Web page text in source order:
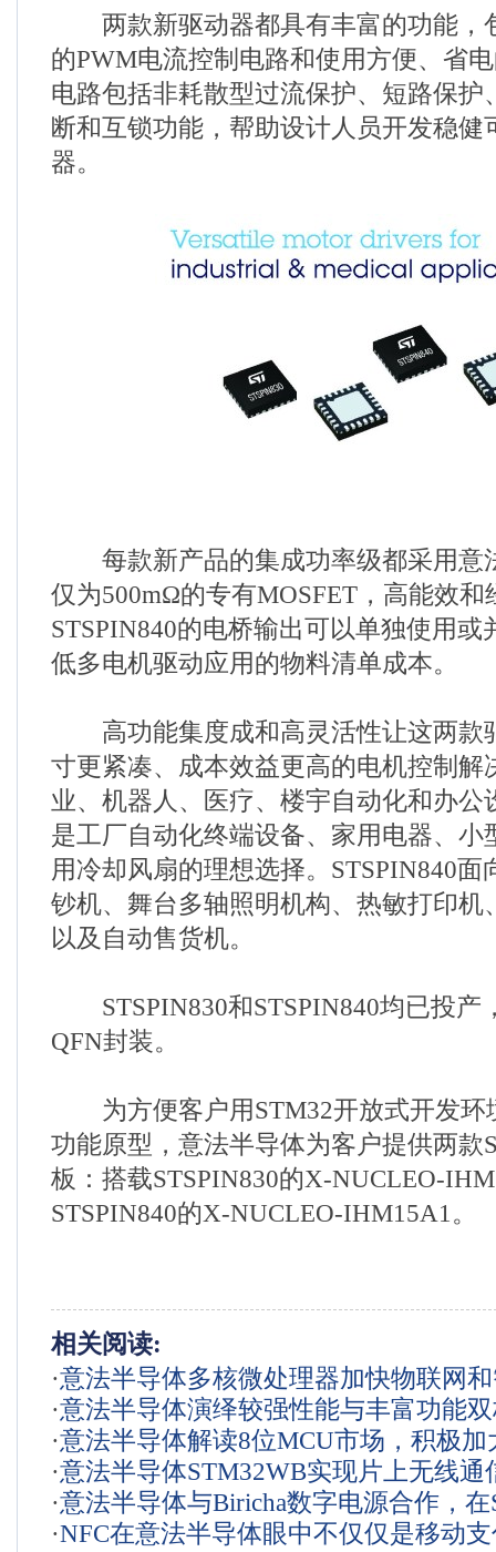
两款新驱动器都具有丰富的功能，
的PWM电流控制电路和使用方便、省
电路包括非耗散型过流保护、短路保护
断和互锁功能，帮助设计人员开发稳健
器。
每款新产品的集成功率级都采用意
仅为500mΩ的专有MOSFET，高能效和
STSPIN840的电桥输出可以单独使用或
低多电机驱动应用的物料清单成本。
高功能集度成和高灵活性让这两款
寸更紧凑、成本效益更高的电机控制解
业、机器人、医疗、楼宇自动化和办公
是工厂自动化终端设备、家用电器、小
用冷却风扇的理想选择。STSPIN840面
钞机、舞台多轴照明机构、热敏打印机
以及自动售货机。
STSPIN830和STSPIN840均已投产
QFN封装。
为方便客户用STM32开放式开发环
功能原型，意法半导体为客户提供两款
板：搭载STSPIN830的X-NUCLEO-
STSPIN840的X-NUCLEO-IHM15A1。
相关阅读:
·意法半导体多核微处理器加快物联网
创新
·意法半导体演绎较强性能与丰富功能
·意法半导体解读8位MCU市场，积极加
诺提供超值产品
·意法半导体STM32WB实现片上无线通
超低功耗
·意法半导体与Biricha数字电源合作，在
MCU中部署数字电源
·NFC在意法半导体眼中不仅仅是移动